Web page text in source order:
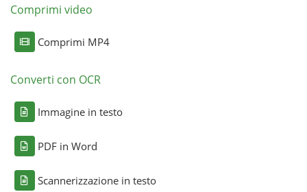
Comprimi video
Comprimi MP4
Converti con OCR
Immagine in testo
PDF in Word
Scannerizzazione in testo